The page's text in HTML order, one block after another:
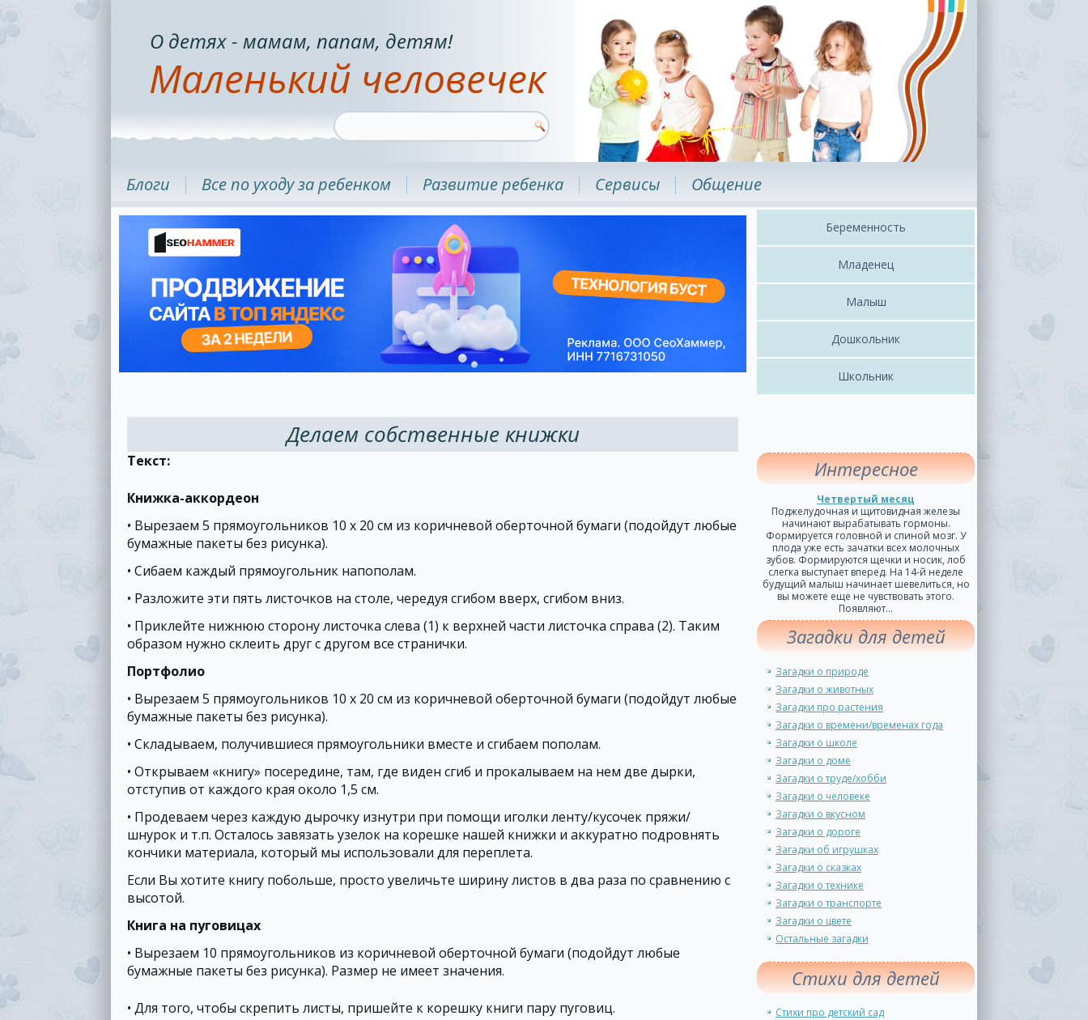
Маленький человечек
О детях - мамам, папам, детям!
Блоги Все по уходу за ребенком Развитие ребенка Сервисы Общение
Делаем собственные книжки
Текст:
Книжка-аккордеон
• Вырезаем 5 прямоугольников 10 х 20 см из коричневой оберточной бумаги (подойдут любые
бумажные пакеты без рисунка).
• Сибаем каждый прямоугольник напополам.
• Разложите эти пять листочков на столе, чередуя сгибом вверх, сгибом вниз.
• Приклейте нижнюю сторону листочка слева (1) к верхней части листочка справа (2). Таким
образом нужно склеить друг с другом все странички.
Портфолио
• Вырезаем 5 прямоугольников 10 х 20 см из коричневой оберточной бумаги (подойдут любые
бумажные пакеты без рисунка).
• Складываем, получившиеся прямоугольники вместе и сгибаем пополам.
• Открываем «книгу» посередине, там, где виден сгиб и прокалываем на нем две дырки,
отступив от каждого края около 1,5 см.
• Продеваем через каждую дырочку изнутри при помощи иголки ленту/кусочек пряжи/
шнурок и т.п. Осталось завязать узелок на корешке нашей книжки и аккуратно подровнять
кончики материала, который мы использовали для переплета.
Если Вы хотите книгу побольше, просто увеличьте ширину листов в два раза по сравнению с
высотой.
Книга на пуговицах
• Вырезаем 10 прямоугольников из коричневой оберточной бумаги (подойдут любые
бумажные пакеты без рисунка). Размер не имеет значения.
• Для того, чтобы скрепить листы, пришейте к корешку книги пару пуговиц.
Беременность
Младенец
Малыш
Дошкольник
Школьник
Интересное
Четвертый месяц
Поджелудочная и щитовидная железы
начинают вырабатывать гормоны.
Формируется головной и спиной мозг. У
плода уже есть зачатки всех молочных
зубов. Формируются щечки и носик, лоб
слегка выступает вперед. На 14-й неделе
будущий малыш начинает шевелиться, но
вы можете еще не чувствовать этого.
Появляют...
Загадки для детей
Загадки о природе
Загадки о животных
Загадки про растения
Загадки о времени/временах года
Загадки о школе
Загадки о доме
Загадки о труде/хобби
Загадки о человеке
Загадки о вкусном
Загадки о дороге
Загадки об игрушках
Загадки о сказках
Загадки о технике
Загадки о транспорте
Загадки о цвете
Остальные загадки
Стихи для детей
Стихи про детский сад